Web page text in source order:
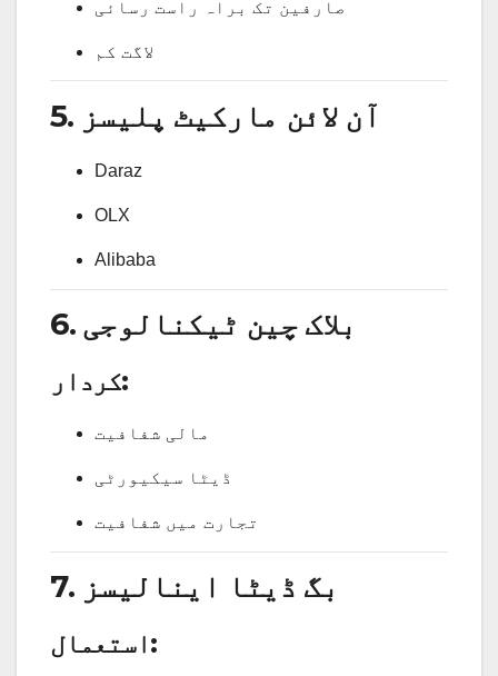
صارفین تک براہ راست رسائی
لاگت کم
5. آن لائن مارکیٹ پلیسز
Daraz
OLX
Alibaba
6. بلاک چین ٹیکنالوجی
کردار:
مالی شفافیت
ڈیٹا سیکیورٹی
تجارت میں شفافیت
7. بگ ڈیٹا اینالیسز
استعمال: